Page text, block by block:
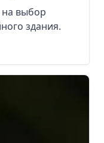
на выбор
здания.